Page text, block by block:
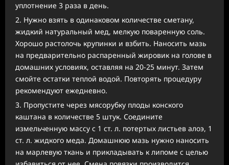
уплотнение 3 раза в день.
Нужно взять в одинаковом количестве сметану,
жидкий натуральный мед, мелкую поваренную соль.
Хорошо растолочь крупинки и взбить. Наносить мазь
на предварительно распаренный жировик на голове в
домашних условиях, оставляя на 20-25 минут. Затем
смойте остатки теплой водой. Повторять процедуру
рекомендуют ежедневно.
Пропустите через мясорубку плоды конского
каштана в количестве 5 штук. Соедините
измельченную массу с 1 ст. л. потертых листьев алоэ, 1
ст. л. жидкого меда. Домашнюю мазь нужно наносить
на марлевую ткань и прикладывать к липоме с целью